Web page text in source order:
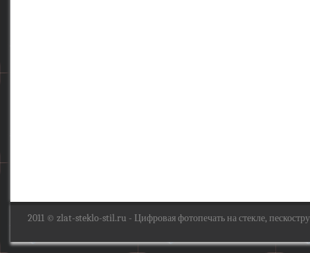
2011 © zlat-steklo-stil.ru - Цифровая фотопечать на стекле,